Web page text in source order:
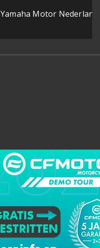
Yamaha Motor Nederland